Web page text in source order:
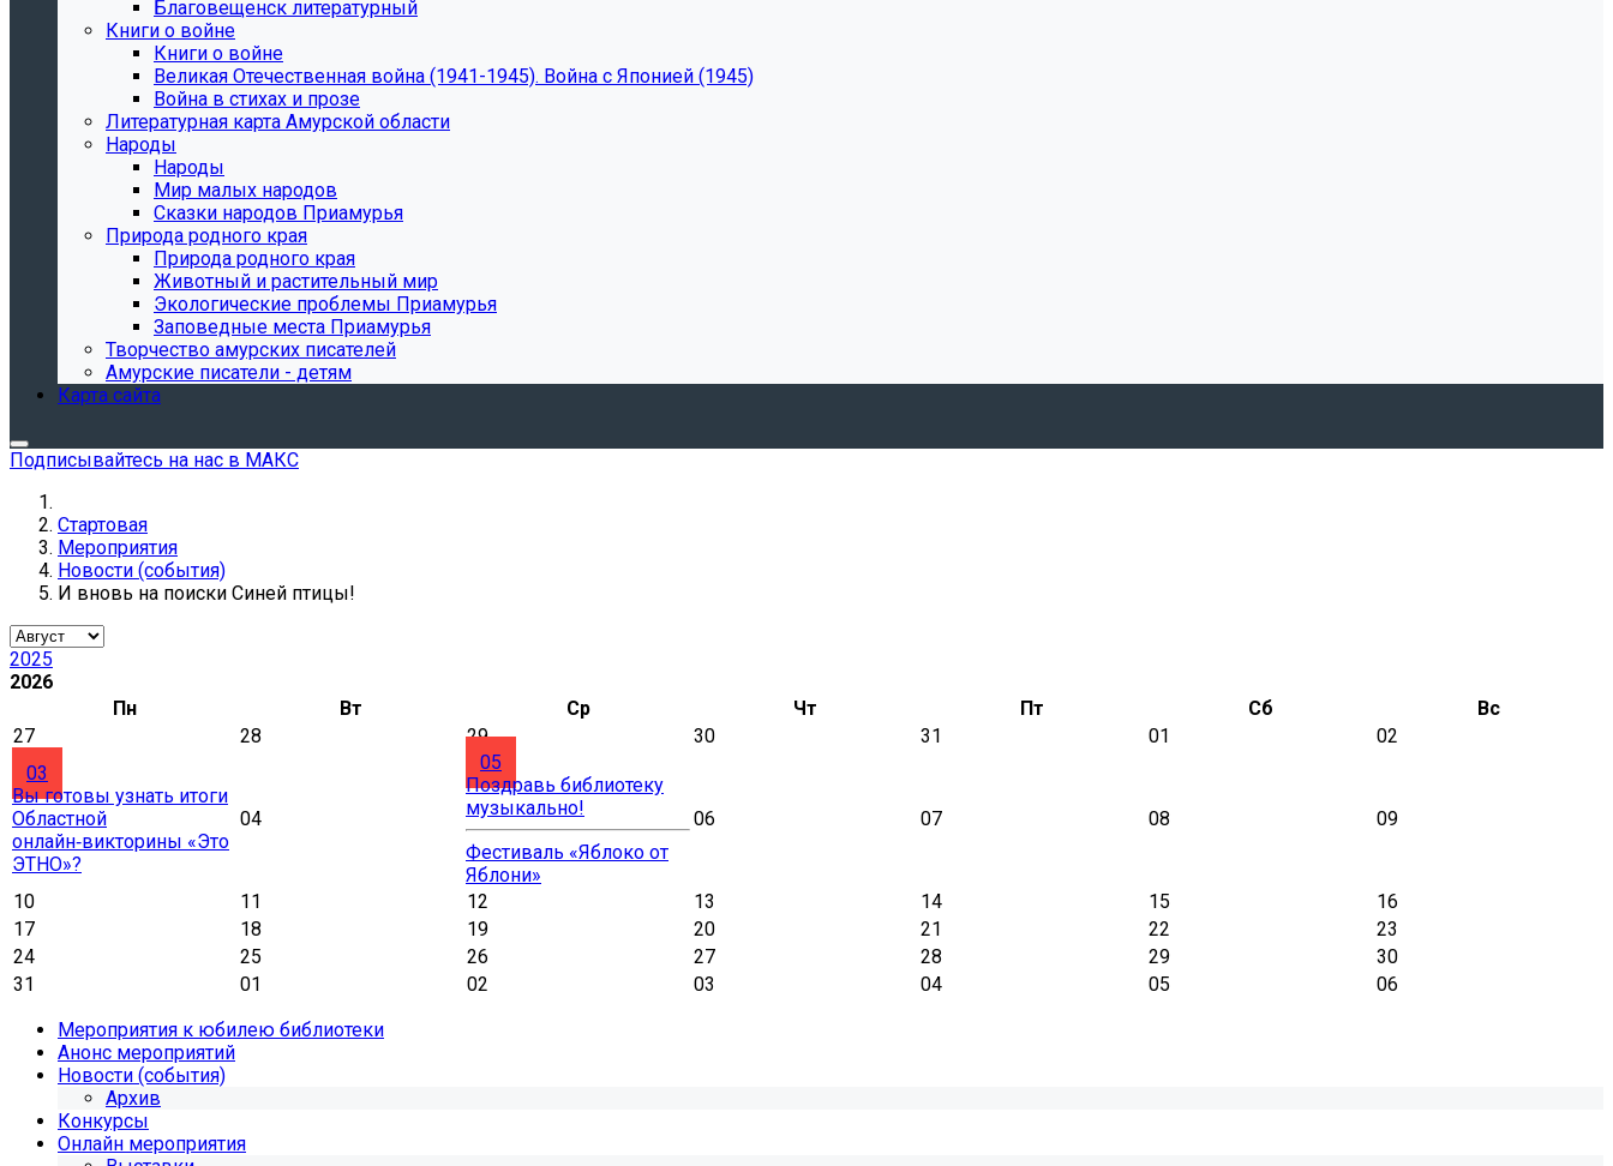
Благовещенск литературный
Книги о войне
Книги о войне
Великая Отечественная война (1941-1945). Война с Японией (1945)
Война в стихах и прозе
Литературная карта Амурской области
Народы
Народы
Мир малых народов
Сказки народов Приамурья
Природа родного края
Природа родного края
Животный и растительный мир
Экологические проблемы Приамурья
Заповедные места Приамурья
Творчество амурских писателей
Амурские писатели - детям
Карта сайта
Подписывайтесь на нас в МАКС
Стартовая
Мероприятия
Новости (события)
И вновь на поиски Синей птицы!
2025
2026
Пн
Вт Ср Чт Пт Сб
Вс
27
28 29 30 31 01
02
03
Вы готовы узнать итоги
Областной
онлайн‑викторины «Это
ЭТНО»?
04
05
Поздравь библиотеку
музыкально!
Фестиваль «Яблоко от
Яблони»
06 07 08 09
10 11 12 13 14 15
16
17
18 19 20 21 22
23
24
25 26 27 28 29
30
31
01 02 03 04 05
06
Мероприятия к юбилею библиотеки
Анонс мероприятий
Новости (события)
Архив
Конкурсы
Онлайн мероприятия